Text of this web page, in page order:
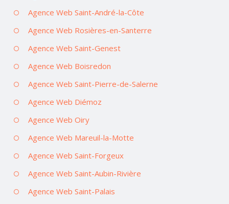
Agence Web Saint-André-la-Côte
Agence Web Rosières-en-Santerre
Agence Web Saint-Genest
Agence Web Boisredon
Agence Web Saint-Pierre-de-Salerne
Agence Web Diémoz
Agence Web Oiry
Agence Web Mareuil-la-Motte
Agence Web Saint-Forgeux
Agence Web Saint-Aubin-Rivière
Agence Web Saint-Palais